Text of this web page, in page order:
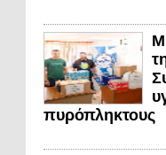
πυρόπληκτους